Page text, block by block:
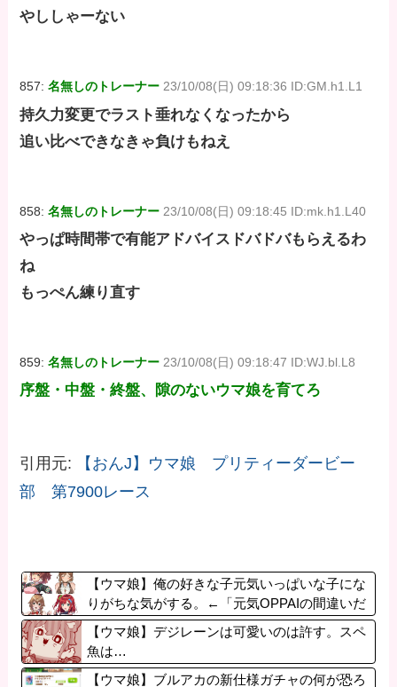
やししゃーない
857:名無しのトレーナー 23/10/08(日) 09:18:36 ID:GM.h1.L1
持久力変更でラスト垂れなくなったから
追い比べできなきゃ負けもねえ
858:名無しのトレーナー 23/10/08(日) 09:18:45 ID:mk.h1.L40
やっぱ時間帯で有能アドバイスドバドバもらえるわ
ね
もっぺん練り直す
859:名無しのトレーナー 23/10/08(日) 09:18:47 ID:WJ.bl.L8
序盤・中盤・終盤、隙のないウマ娘を育てろ
引用元:
【おんJ】ウマ娘 プリティーダービー
部 第7900レース
【ウマ娘】俺の好きな子元気いっぱいな子にな
りがちな気がする。←「元気OPPAIの間違いだ
ろ…」
【ウマ娘】デジレーンは可愛いのは許す。スペ
魚は…
【ウマ娘】ブルアカの新仕様ガチャの何が恐ろ